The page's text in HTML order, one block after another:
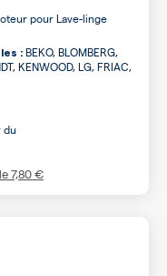
pour Lave-linge
: BEKO, BLOMBERG,
KENWOOD, LG, FRIAC,
du
7,80 €